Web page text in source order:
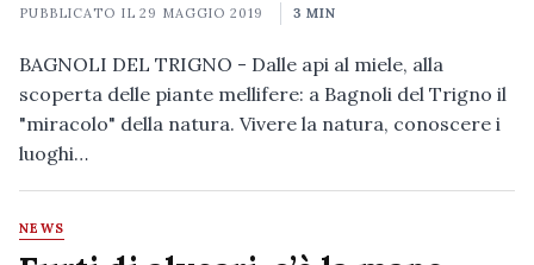
PUBBLICATO IL29 MAGGIO 2019 3 MIN
BAGNOLI DEL TRIGNO - Dalle api al miele, alla
scoperta delle piante mellifere: a Bagnoli del Trigno il
"miracolo" della natura. Vivere la natura, conoscere i
luoghi…
NEWS